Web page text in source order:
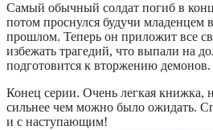
Самый обычный солдат погиб в
потом проснулся будучи младенцем
прошлом. Теперь он приложит все
избежать трагедий, что выпали на
подготовится к вторжению демонов.
Конец серии. Очень легкая книжка,
сильнее чем можно было ожидать.
и с наступающим!